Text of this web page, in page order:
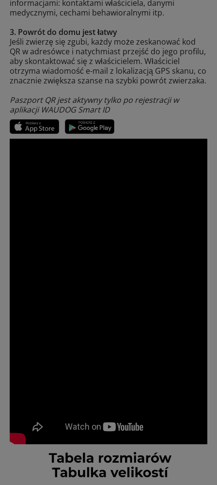
informacjami: kontaktami właściciela, danymi
medycznymi, cechami behawioralnymi itp.
3. Powrót do domu jest łatwy
Jeśli zwierzę się zgubi, każdy może zeskanować kod
QR w adresówce i natychmiast przejść do jego profilu,
aby skontaktować się z właścicielem. Właściciel
otrzyma wiadomość e-mail z lokalizacją GPS skanu, co
znacznie zwiększa szanse na szybki powrót zwierzaka.
Paszport QR jest aktywny tylko po rejestracji w
aplikacji WAUDOG Smart ID